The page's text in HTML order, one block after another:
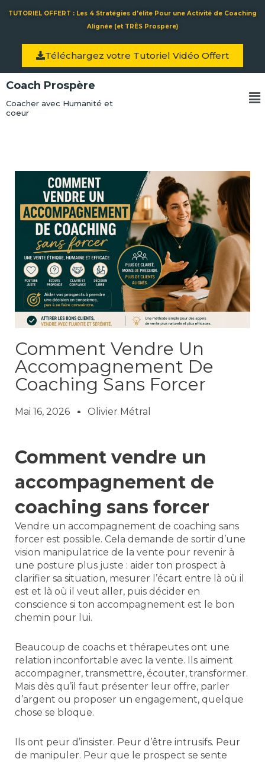
TUTORIEL OFFERT : Les 4 Stratégies d'élite Pour une Activité de Coaching
Alignée (et TRÈS Prospère)
Téléchargez votre Tutoriel Vidéo Offert
Coach Prospère
Coacher avec Humanité et
coeur
Comment Vendre Un
Accompagnement De
Coaching Sans Forcer
Mai 16, 2026 Olivier Métral
Comment vendre un
accompagnement de
coaching sans forcer
Vendre un accompagnement de coaching sans
forcer est possible. Cela demande de sortir d’une
vision manipulatrice de la vente pour revenir à
une posture plus juste : aider ton prospect à
clarifier sa situation, mesurer l’écart entre là où il
est et là où il veut aller, puis décider en
conscience si ton accompagnement est le bon
chemin pour lui.
Beaucoup de coachs et thérapeutes ont une
relation inconfortable avec la vente. Ils aiment
accompagner, transmettre, écouter, transformer.
Mais dès qu’il faut présenter leur offre, parler
d’argent ou proposer un engagement, quelque
chose se bloque.
Ils ont peur d’insister. Peur d’être intrusifs. Peur
de manipuler. Peur que le prospect se sente